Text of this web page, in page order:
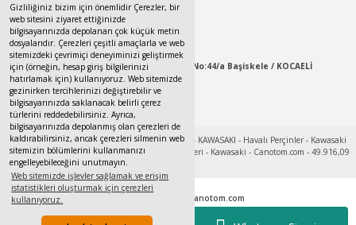
Gizliliğiniz bizim için önemlidir Çerezler, bir
web sitesini ziyaret ettiğinizde
bilgisayarınızda depolanan çok küçük metin
dosyalarıdır. Çerezleri çeşitli amaçlarla ve web
sitemizdeki çevrimiçi deneyiminizi geliştirmek
için (örneğin, hesap giriş bilgilerinizi
hatırlamak için) kullanıyoruz. Web sitemizde
gezinirken tercihlerinizi değiştirebilir ve
bilgisayarınızda saklanacak belirli çerez
türlerini reddedebilirsiniz. Ayrıca,
bilgisayarınızda depolanmış olan çerezleri de
kaldırabilirsiniz, ancak çerezleri silmenin web
sitemizin bölümlerini kullanmanızı
engelleyebileceğini unutmayın.
Web sitemizde işlevler sağlamak ve erişim
istatistikleri oluşturmak için çerezleri
kullanıyoruz.
Tek Tıkla Ödeme Kolaylığı
7/24 Canlı Destek
0532 525 5674
canotom41@gmail.com
Yaylacık Mahallesi Mert İnan Sokak No:44/a Başiskele / KOCAELİ
09:00-18:00 Pazartesi / Cumartesi
www.canotom.com